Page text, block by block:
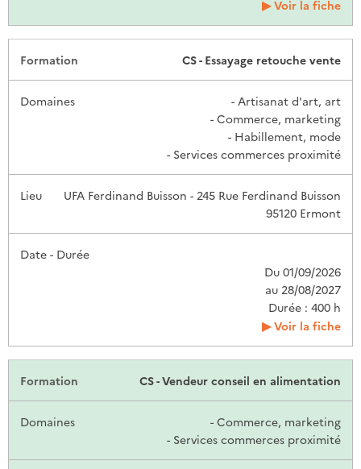
Voir la fiche
CS - Essayage retouche vente
- Artisanat d'art, art
- Commerce, marketing
- Habillement, mode
- Services commerces proximité
UFA Ferdinand Buisson - 245 Rue Ferdinand Buisson
95120 Ermont
Du 01/09/2026
au 28/08/2027
Durée : 400 h
Voir la fiche
CS - Vendeur conseil en alimentation
- Commerce, marketing
- Services commerces proximité